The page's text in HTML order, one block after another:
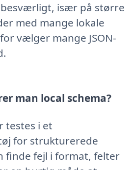
især på større
med mange lokale
vælger mange JSON-
man local schema?
testes i et
for strukturerede
finde fejl i format, felter